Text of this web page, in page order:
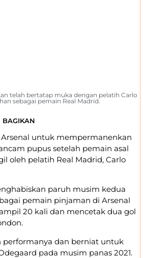
telah bertatap muka dengan pelatih Carlo
sebagai pemain Real Madrid.
BAGIKAN
untuk mempermanenkan
pupus setelah pemain asal
oleh pelatih Real Madrid, Carlo
paruh musim kedua
pemain pinjaman di Arsenal
20 kali dan mencetak dua gol
performanya dan berniat untuk
pada musim panas 2021.